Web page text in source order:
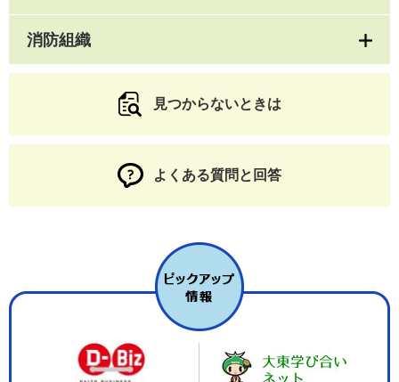
消防組織
見つからないときは
よくある質問と回答